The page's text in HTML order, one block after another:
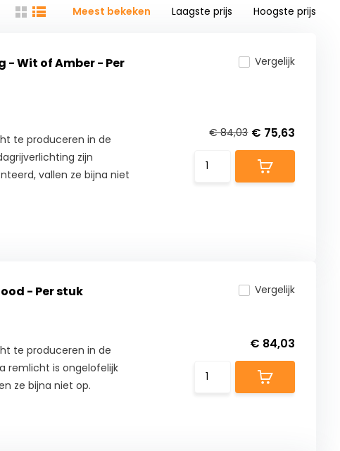
Meest bekeken Laagste prijs Hoogste prijs
- Wit of Amber - Per
te produceren in de
zijn
vallen ze bijna niet
Vergelijk
€ 84,03 € 75,63
- Per stuk
te produceren in de
remlicht is ongelofelijk
ze bijna niet op.
Vergelijk
€ 84,03